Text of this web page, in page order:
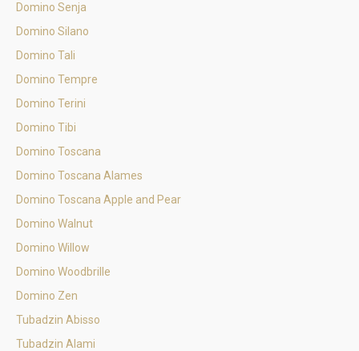
Domino Senja
Domino Silano
Domino Tali
Domino Tempre
Domino Terini
Domino Tibi
Domino Toscana
Domino Toscana Alames
Domino Toscana Apple and Pear
Domino Walnut
Domino Willow
Domino Woodbrille
Domino Zen
Tubadzin Abisso
Tubadzin Alami